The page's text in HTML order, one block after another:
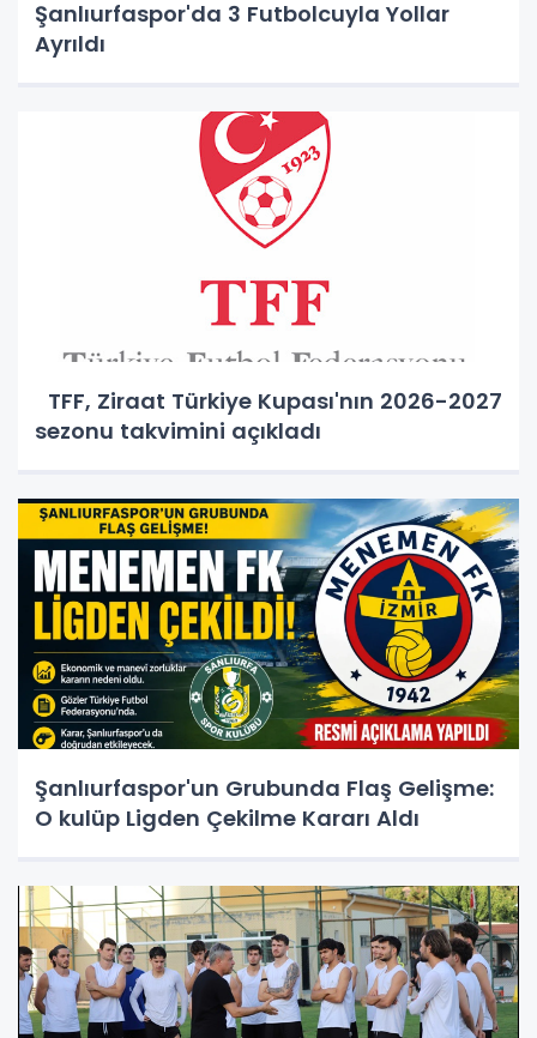
Şanlıurfaspor'da 3 Futbolcuyla Yollar
Ayrıldı
TFF, Ziraat Türkiye Kupası'nın 2026-2027
sezonu takvimini açıkladı
Şanlıurfaspor'un Grubunda Flaş Gelişme:
O kulüp Ligden Çekilme Kararı Aldı